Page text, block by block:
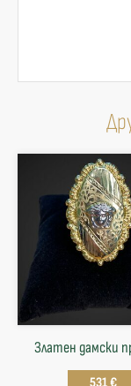
Златен дамски